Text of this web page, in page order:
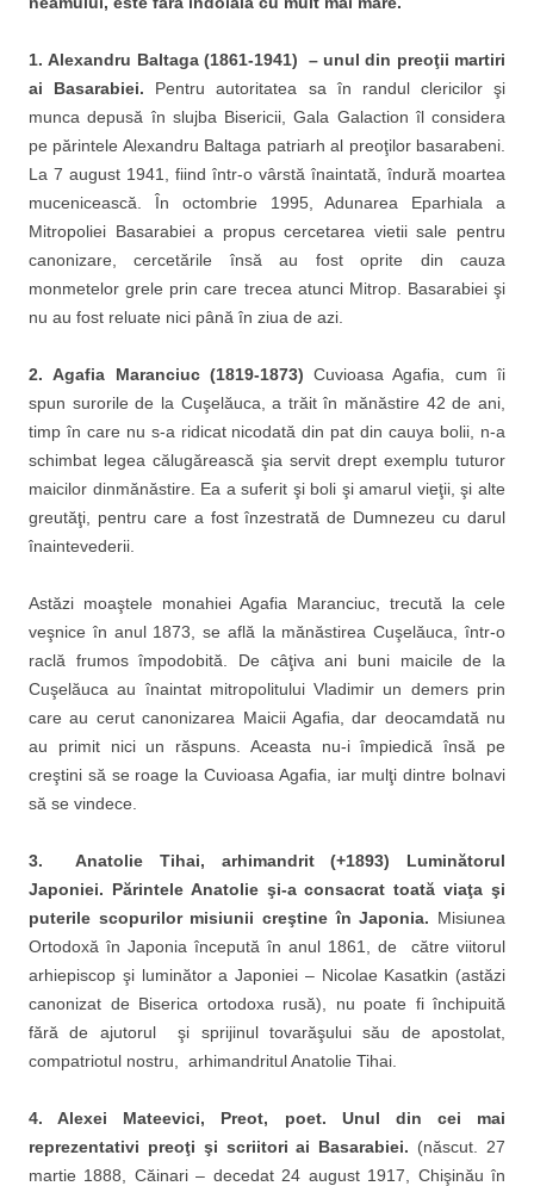
1. Alexandru Baltaga (1861-1941) – unul din preoţii martiri
ai Basarabiei. Pentru autoritatea sa în randul clericilor şi
munca depusă în slujba Bisericii, Gala Galaction îl considera
pe părintele Alexandru Baltaga patriarh al preoţilor basarabeni.
La 7 august 1941, fiind într-o vârstă înaintată, îndură moartea
mucenicească. În octombrie 1995, Adunarea Eparhiala a
Mitropoliei Basarabiei a propus cercetarea vietii sale pentru
canonizare, cercetările însă au fost oprite din cauza
monmetelor grele prin care trecea atunci Mitrop. Basarabiei şi
nu au fost reluate nici până în ziua de azi.
2. Agafia Maranciuc (1819-1873) Cuvioasa Agafia, cum îi
spun surorile de la Cuşelăuca, a trăit în mănăstire 42 de ani,
timp în care nu s-a ridicat nicodată din pat din cauya bolii, n-a
schimbat legea călugărească şia servit drept exemplu tuturor
maicilor dinmănăstire. Ea a suferit şi boli şi amarul vieţii, şi alte
greutăţi, pentru care a fost înzestrată de Dumnezeu cu darul
înaintevederii.
Astăzi moaştele monahiei Agafia Maranciuc, trecută la cele
veşnice în anul 1873, se află la mănăstirea Cuşelăuca, într-o
raclă frumos împodobită. De câţiva ani buni maicile de la
Cuşelăuca au înaintat mitropolitului Vladimir un demers prin
care au cerut canonizarea Maicii Agafia, dar deocamdată nu
au primit nici un răspuns. Aceasta nu-i împiedică însă pe
creştini să se roage la Cuvioasa Agafia, iar mulţi dintre bolnavi
să se vindece.
3. Anatolie Tihai, arhimandrit (+1893) Luminătorul
Japoniei. Părintele Anatolie şi-a consacrat toată viaţa şi
puterile scopurilor misiunii creştine în Japonia. Misiunea
Ortodoxă în Japonia începută în anul 1861, de către viitorul
arhiepiscop şi luminător a Japoniei – Nicolae Kasatkin (astăzi
canonizat de Biserica ortodoxa rusă), nu poate fi închipuită
fără de ajutorul şi sprijinul tovarăşului său de apostolat,
compatriotul nostru, arhimandritul Anatolie Tihai.
4. Alexei Mateevici, Preot, poet. Unul din cei mai
reprezentativi preoţi şi scriitori ai Basarabiei. (născut. 27
martie 1888, Căinari – decedat 24 august 1917, Chişinău în